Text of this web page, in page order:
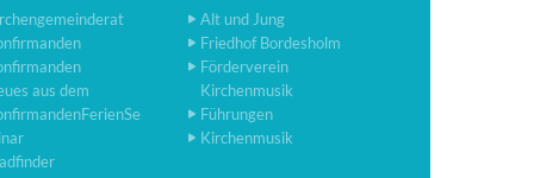
aus dem
Alt und Jung
Friedhof Bordesholm
Förderverein
Kirchenmusik
Führungen
Kirchenmusik